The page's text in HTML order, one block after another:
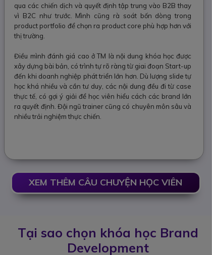
XEM THÊM CÂU CHUYỆN HỌC VIÊN
qua các chiến dịch và quyết định tập trung vào B2B thay
vì B2C như trước. Mình cũng rà soát bốn dòng trong
product portfolio để chọn ra product core phù hợp hơn với
thị trường.
Điều mình đánh giá cao ở TM là nội dung khóa học được
xây dựng bài bản, có trình tự rõ ràng từ giai đoạn Start-up
đến khi doanh nghiệp phát triển lớn hơn. Dù lượng slide tự
học khá nhiều và cần tư duy, các nội dung đều đi từ case
thực tế, có gợi ý giải để học viên hiểu cách các brand lớn
ra quyết định. Đội ngũ trainer cũng có chuyên môn sâu và
nhiều trải nghiệm thực chiến.
Tại sao chọn khóa học Brand
Development